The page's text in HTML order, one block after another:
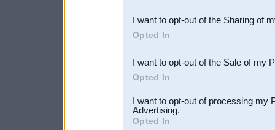
Downstream Participants
third parties.
I want to opt-out of the Sharing of
Opted In
I want to opt-out of the Sale of my
Opted In
I want to opt-out of processing my
Advertising.
Opted In